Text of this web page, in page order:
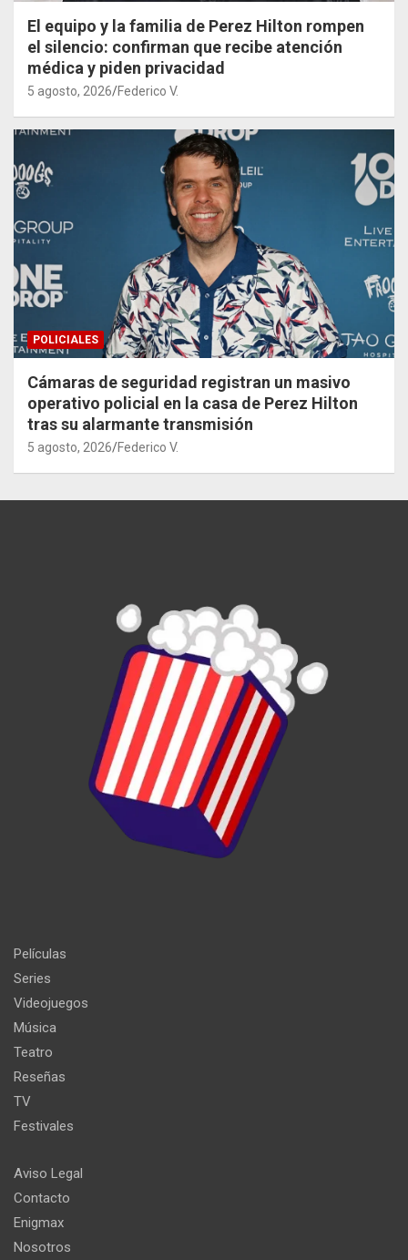
El equipo y la familia de Perez Hilton rompen
el silencio: confirman que recibe atención
médica y piden privacidad
5 agosto, 2026 Federico V.
POLICIALES
Cámaras de seguridad registran un masivo
operativo policial en la casa de Perez Hilton
tras su alarmante transmisión
5 agosto, 2026 Federico V.
Películas
Series
Videojuegos
Música
Teatro
Reseñas
TV
Festivales
Aviso Legal
Contacto
Enigmax
Nosotros